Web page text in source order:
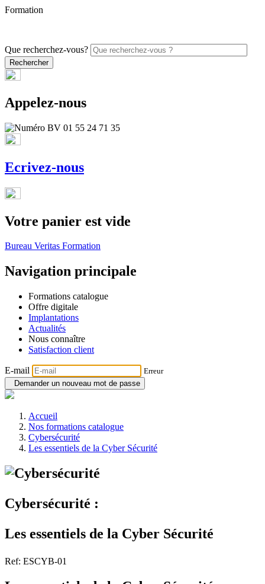
Formation
Que recherchez-vous?
Appelez-nous
Ecrivez-nous
Votre panier est vide
Bureau Veritas Formation
Navigation principale
Formations catalogue
Offre digitale
Implantations
Actualités
Nous connaître
Satisfaction client
E-mail
Erreur
Demander un nouveau mot de passe
Accueil
Nos formations catalogue
Cybersécurité
Les essentiels de la Cyber Sécurité
Cybersécurité :
Les essentiels de la Cyber Sécurité
Ref: ESCYB-01